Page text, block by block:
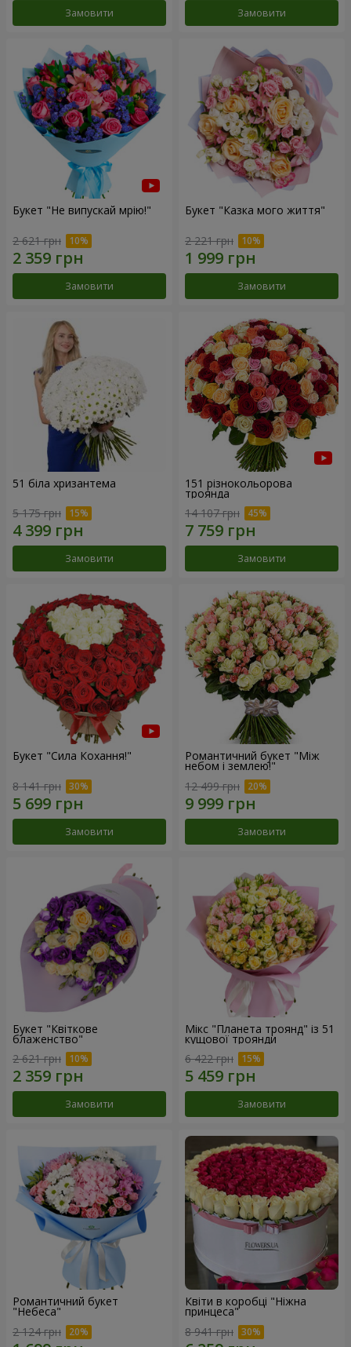
Замовити Замовити
Букет "Не випускай мрію!"
2 621 грн
Замовити
Букет "Казка мого життя"
2 221 грн
Замовити
51 біла хризантема
5 175 грн
Замовити
151 різнокольорова
троянда
14 107 грн
Замовити
Букет "Сила Кохання!"
8 141 грн
Замовити
Романтичний букет "Між
небом і землею!"
12 499 грн
Замовити
Букет "Квіткове
блаженство"
2 621 грн
Замовити
Мікс "Планета троянд" із 51
кущової троянди
6 422 грн
Замовити
Романтичний букет
"Небеса"
2 124 грн
Квіти в коробці "Ніжна
принцеса"
8 941 грн